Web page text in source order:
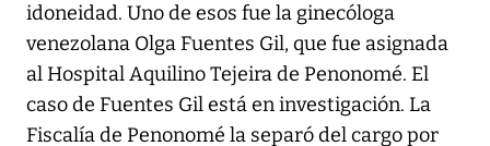
idoneidad. Uno de esos fue la ginecóloga
venezolana Olga Fuentes Gil, que fue asignada
al Hospital Aquilino Tejeira de Penonomé. El
caso de Fuentes Gil está en investigación. La
Fiscalía de Penonomé la separó del cargo por